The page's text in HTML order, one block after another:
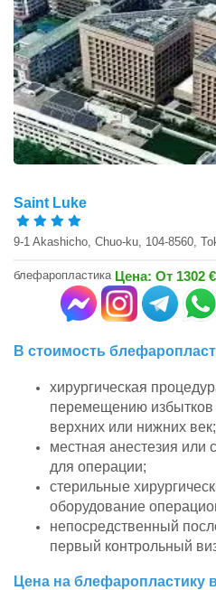
Saint Luke
9-1 Akashicho, Chuo-ku, 104-8560,
блефаропластика Цена: От 1302 €
В стоимость
хирургическая
перемещению
верхних или нижних век;
местная анестезия или
для операции;
стерильные
оборудование
непосредственный
первый контрольный
Цена на блефаропластику